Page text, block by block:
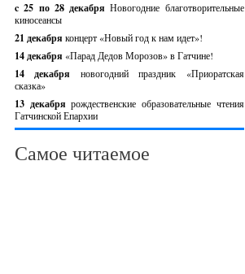
c 25 по 28 декабряНовогодние благотворительные
киносеансы
21 декабря концерт «Новый год к нам идет»!
14 декабря «Парад Дедов Морозов» в Гатчине!
14 декабря новогодний праздник «Приоратская
сказка»
13 декабрярождественские образовательные чтения
Гатчинской Епархии
Самое читаемое